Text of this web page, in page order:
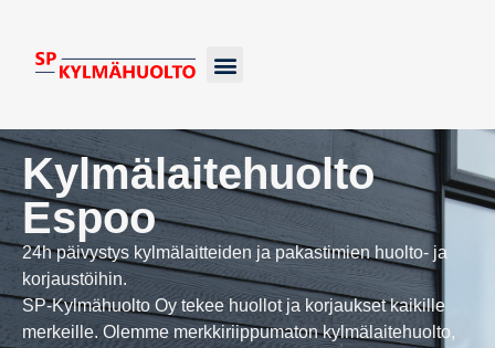
Kylmälaitehuolto
Espoo
24h päivystys kylmälaitteiden ja pakastimien huolto- ja
korjaustöihin.
SP-Kylmähuolto Oy tekee huollot ja korjaukset kaikille
merkeille. Olemme merkkiriippumaton kylmälaitehuolto,